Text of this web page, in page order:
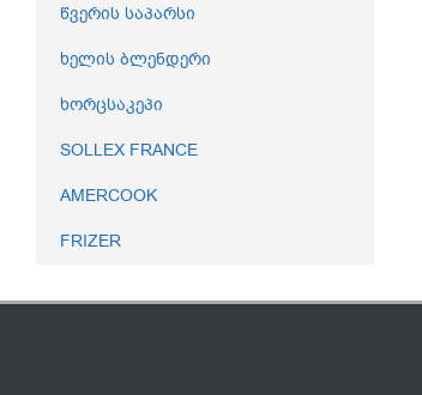
წვერის საპარსი
ხელის ბლენდერი
ხორცსაკეპი
SOLLEX FRANCE
AMERCOOK
FRIZER